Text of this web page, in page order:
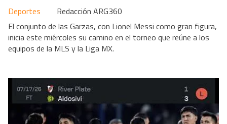
Redacción ARG360
Deportes
El conjunto de las Garzas, con Lionel Messi como gran figura,
inicia este miércoles su camino en el torneo que reúne a los
equipos de la MLS y la Liga MX.